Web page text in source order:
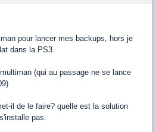
pour lancer mes backups, hors je
dans la PS3.
(qui au passage ne se lance
il de le faire? quelle est la solution
pas.